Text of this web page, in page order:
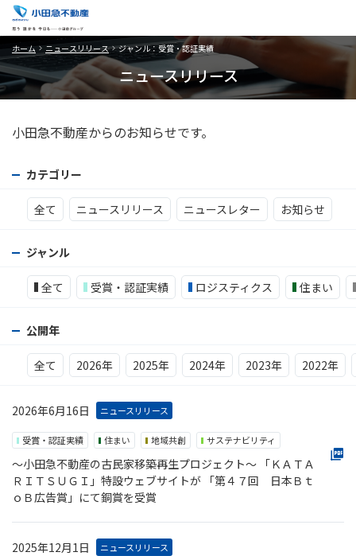
ホーム ニュースリリース ジャンル：受賞・認証実績
ニュースリリース
小田急不動産からのお知らせです。
カテゴリー
全て ニュースリリース ニュースレター お知らせ
ジャンル
全て 受賞・認証実績 ロジスティクス 住まい
公開年
全て 2026年 2025年 2024年 2023年 2022年
2026年6月16日 ニュースリリース
受賞・認証実績 住まい 地域共創 サステナビリティ
～小田急不動産の古民家移築再生プロジェクト～ 「ＫＡＴＡ
ＲＩＴＳＵＧＩ」特設ウェブサイトが 「第４７回 日本Ｂｔ
ｏＢ広告賞」にて銅賞を受賞
2025年12月1日 ニュースリリース